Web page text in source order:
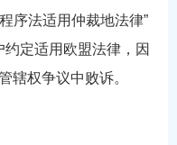
序法适用仲裁地法律”
定适用欧盟法律，因
辖权争议中败诉。